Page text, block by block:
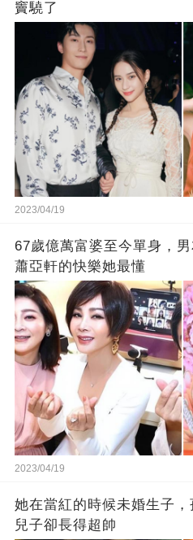
竇驍了
2023/04/19
67歲億萬富婆至今單身，
蕭亞軒的快樂她最懂
2023/04/19
她在當紅的時候未婚生子，
兒子卻長得超帥